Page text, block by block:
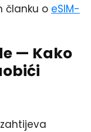
članku o eSIM-
— Kako
zahtijeva